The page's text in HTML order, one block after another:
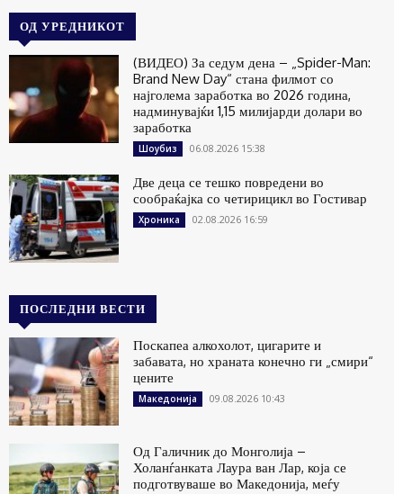
ОД УРЕДНИКОТ
(ВИДЕО) За седум дена – „Spider-Man:
Brand New Day“ стана филмот со
најголема заработка во 2026 година,
надминувајќи 1,15 милијарди долари во
заработка
Шоубиз 06.08.2026 15:38
Две деца се тешко повредени во
сообраќајка со четирицикл во Гостивар
Хроника 02.08.2026 16:59
ПОСЛЕДНИ ВЕСТИ
Поскапеа алкохолот, цигарите и
забавата, но храната конечно ги „смири“
цените
Македонија 09.08.2026 10:43
Од Галичник до Монголија –
Холанѓанката Лаура ван Лар, која се
подготвуваше во Македонија, меѓу